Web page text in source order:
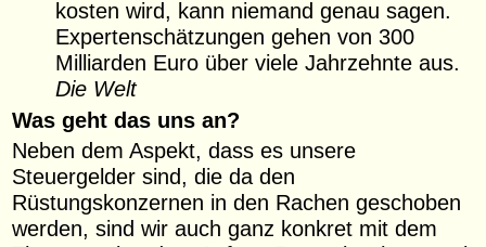
kosten wird, kann niemand genau sagen.
Expertenschätzungen gehen von 300
Milliarden Euro über viele Jahrzehnte aus.
Die Welt
Was geht das uns an?
Neben dem Aspekt, dass es unsere
Steuergelder sind, die da den
Rüstungskonzernen in den Rachen geschoben
werden, sind wir auch ganz konkret mit dem